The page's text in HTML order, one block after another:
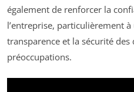
également de renforcer la
l’entreprise, particulièrement
transparence et la sécurité
préoccupations.